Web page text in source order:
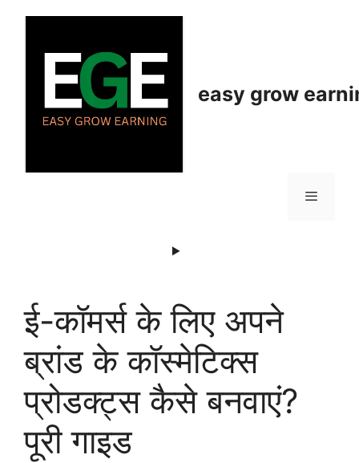
content
easy grow
ई-कॉमर्स के लिए अपने
ब्रांड के कॉस्मेटिक्स
प्रोडक्ट्स कैसे बनवाएं?
पूरी गाइड